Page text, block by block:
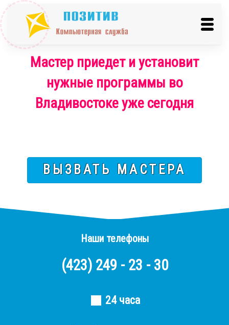
Мастер приедет и установит
нужные программы во
Владивостоке уже сегодня
ВЫЗВАТЬ МАСТЕРА
Наши телефоны
(423) 249 - 23 - 30
24 часа